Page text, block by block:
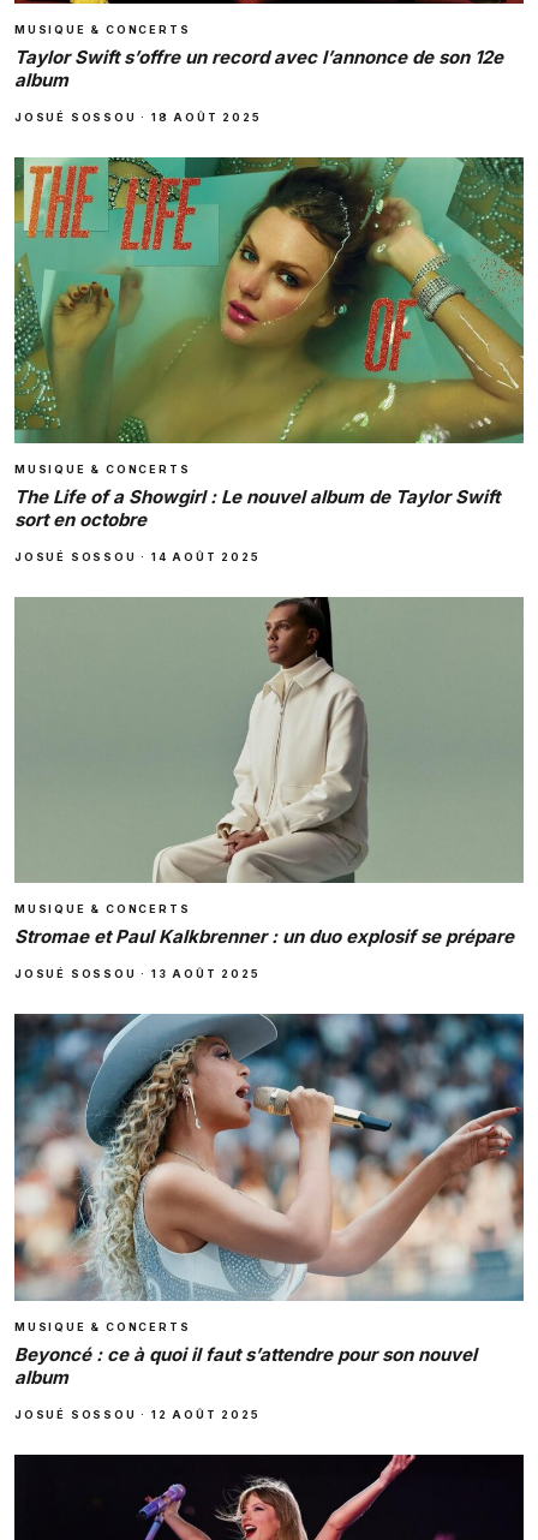
MUSIQUE & CONCERTS
Taylor Swift s’offre un record avec l’annonce de son 12e
album
JOSUÉ SOSSOU ·18 AOÛT 2025
MUSIQUE & CONCERTS
The Life of a Showgirl : Le nouvel album de Taylor Swift
sort en octobre
JOSUÉ SOSSOU ·14 AOÛT 2025
MUSIQUE & CONCERTS
Stromae et Paul Kalkbrenner : un duo explosif se prépare
JOSUÉ SOSSOU ·13 AOÛT 2025
MUSIQUE & CONCERTS
Beyoncé : ce à quoi il faut s’attendre pour son nouvel
album
JOSUÉ SOSSOU ·12 AOÛT 2025